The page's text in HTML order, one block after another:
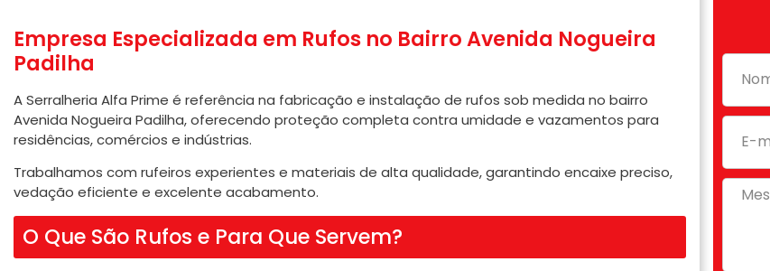
Empresa Especializada em Rufos no Bairro Avenida Nogueira
Padilha
A Serralheria Alfa Prime é referência na fabricação e instalação de rufos sob medida no bairro
Avenida Nogueira Padilha, oferecendo proteção completa contra umidade e vazamentos para
residências, comércios e indústrias.
Trabalhamos com rufeiros experientes e materiais de alta qualidade, garantindo encaixe preciso,
vedação eficiente e excelente acabamento.
O Que São Rufos e Para Que Servem?